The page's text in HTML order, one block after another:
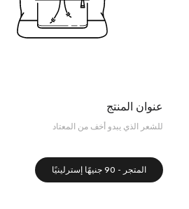
عنوان المنتج
للشعر الذي يبدو أخف من المعتاد
المتجر - 90 جنيهًا إسترلينيًا